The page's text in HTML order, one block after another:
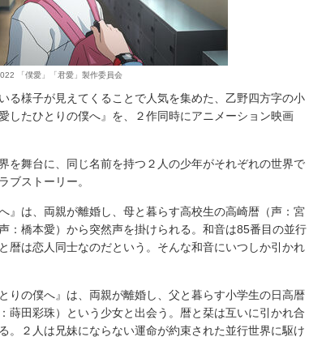
「僕愛」「君愛」製作委員会
様子が見えてくることで人気を集めた、乙野四方字の小
したひとりの僕へ』を、２作同時にアニメーション映画
舞台に、同じ名前を持つ２人の少年がそれぞれの世界で
ブストーリー。
は、両親が離婚し、母と暮らす高校生の高崎暦（声：宮
：橋本愛）から突然声を掛けられる。和音は85番目の並行
暦は恋人同士なのだという。そんな和音にいつしか引かれ
の僕へ』は、両親が離婚し、父と暮らす小学生の日高暦
蒔田彩珠）という少女と出会う。暦と栞は互いに引かれ合
。２人は兄妹にならない運命が約束された並行世界に駆け